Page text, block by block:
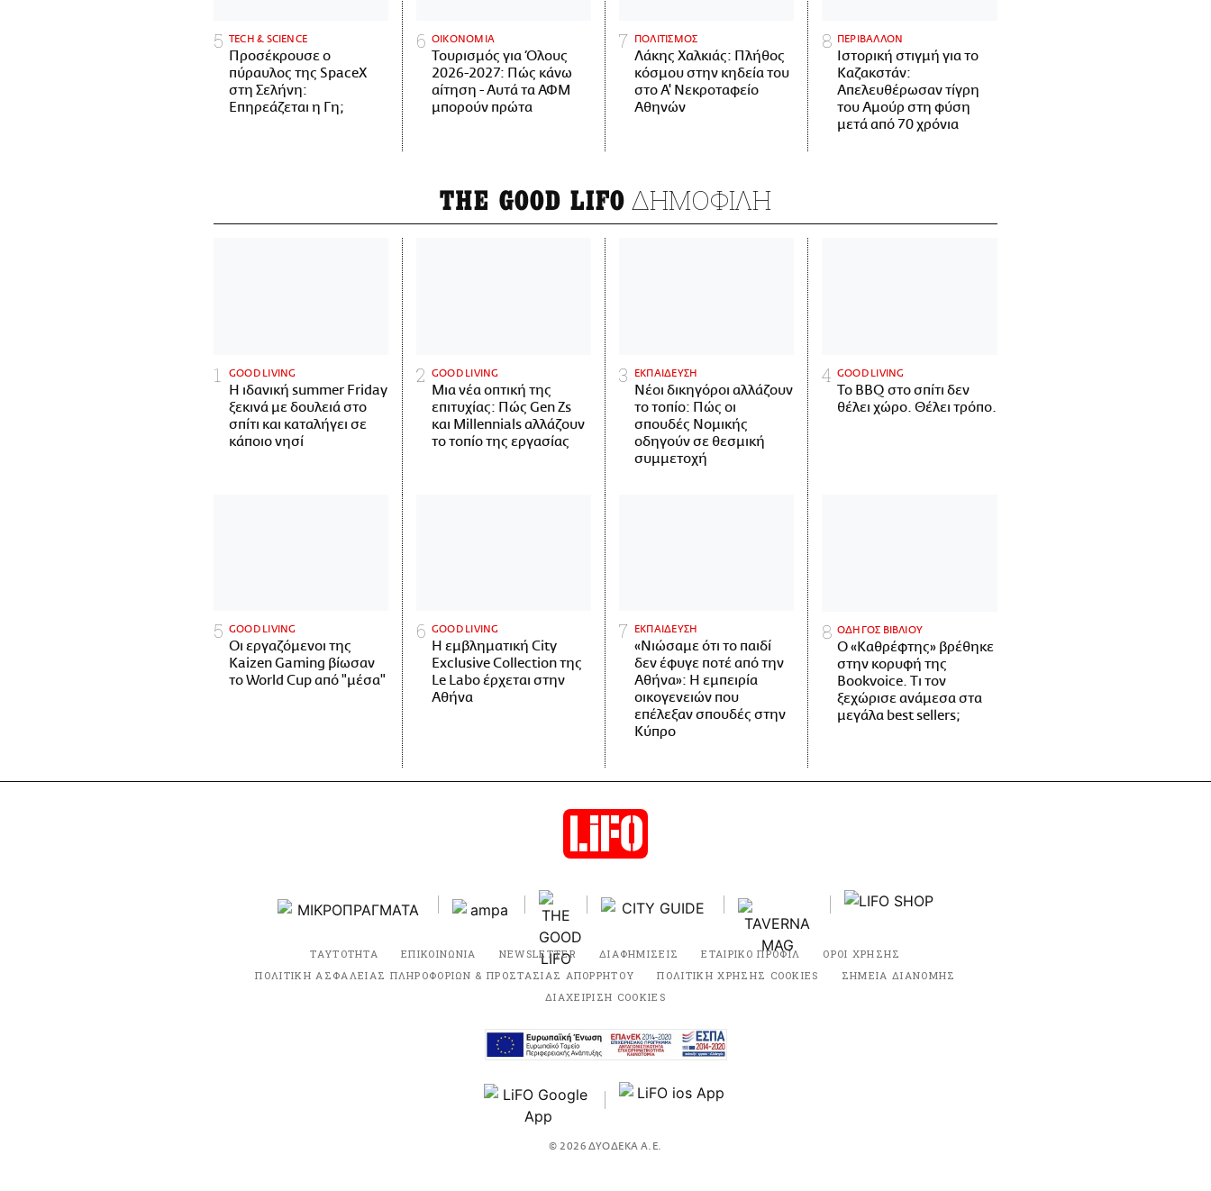
ΤECH & SCIENCE
Προσέκρουσε ο
πύραυλος της SpaceX
στη Σελήνη:
Επηρεάζεται η Γη;
ΟΙΚΟΝΟΜΙΑ
Τουρισμός για Όλους
2026-2027: Πώς κάνω
αίτηση - Αυτά τα ΑΦΜ
μπορούν πρώτα
ΠΟΛΙΤΙΣΜΟΣ
Λάκης Χαλκιάς: Πλήθος
κόσμου στην κηδεία του
στο Α' Νεκροταφείο
Αθηνών
ΠΕΡΙΒΑΛΛΟΝ
Ιστορική στιγμή για το
Καζακστάν:
Απελευθέρωσαν τίγρη
του Αμούρ στη φύση
μετά από 70 χρόνια
THE GOOD LIFO ΔΗΜΟΦΙΛΗ
GOOD LIVING
Η ιδανική summer Friday
ξεκινά με δουλειά στο
σπίτι και καταλήγει σε
κάποιο νησί
GOOD LIVING
Μια νέα οπτική της
επιτυχίας: Πώς Gen Zs
και Millennials αλλάζουν
το τοπίο της εργασίας
ΕΚΠΑΙΔΕΥΣΗ
Νέοι δικηγόροι αλλάζουν
το τοπίο: Πώς οι
σπουδές Νομικής
οδηγούν σε θεσμική
συμμετοχή
GOOD LIVING
Το BBQ στο σπίτι δεν
θέλει χώρο. Θέλει τρόπο.
GOOD LIVING
Οι εργαζόμενοι της
Kaizen Gaming βίωσαν
το World Cup από "μέσα"
GOOD LIVING
Η εμβληματική City
Exclusive Collection της
Le Labo έρχεται στην
Αθήνα
ΕΚΠΑΙΔΕΥΣΗ
«Νιώσαμε ότι το παιδί
δεν έφυγε ποτέ από την
Αθήνα»: Η εμπειρία
οικογενειών που
επέλεξαν σπουδές στην
Κύπρο
ΟΔΗΓΟΣ ΒΙΒΛΙΟΥ
Ο «Καθρέφτης» βρέθηκε
στην κορυφή της
Bookvoice. Τι τον
ξεχώρισε ανάμεσα στα
μεγάλα best sellers;
ΤΑΥΤΟΤΗΤΑ ΕΠΙΚΟΙΝΩΝΙΑ NEWSLETTER ΔΙΑΦΗΜΙΣΕΙΣ ΕΤΑΙΡΙΚΟ ΠΡΟΦΙΛ
ΟΡΟΙ ΧΡΗΣΗΣ
ΠΟΛΙΤΙΚΗ ΑΣΦΑΛΕΙΑΣ ΠΛΗΡΟΦΟΡΙΩΝ & ΠΡΟΣΤΑΣΙΑΣ ΑΠΟΡΡΗΤΟΥ
ΠΟΛΙΤΙΚΗ ΧΡΗΣΗΣ COOKIES
ΣΗΜΕΙΑ ΔΙΑΝΟΜΗΣ
ΔΙΑΧΕΙΡΙΣΗ COOKIES
© 2026 ΔΥΟΔΕΚΑ Α.Ε.